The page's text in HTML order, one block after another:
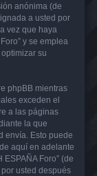
anónima (de
a usted por
vez que haya
y se emplea
su
phpBB mientras
exceden el
a las páginas
la que
envía. Esto puede
aquí en adelante
ESPAÑA Foro” (de
usted después